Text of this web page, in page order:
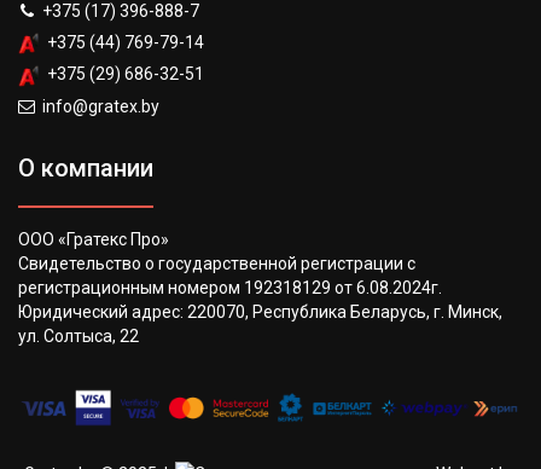
+375 (17) 396-888-7
+375 (44) 769-79-14
+375 (29) 686-32-51
info@gratex.by
О компании
ООО «Гратекс Про»
Свидетельство о государственной регистрации с
регистрационным номером 192318129 от 6.08.2024г.
Юридический адрес: 220070, Республика Беларусь, г. Минск,
ул. Солтыса, 22